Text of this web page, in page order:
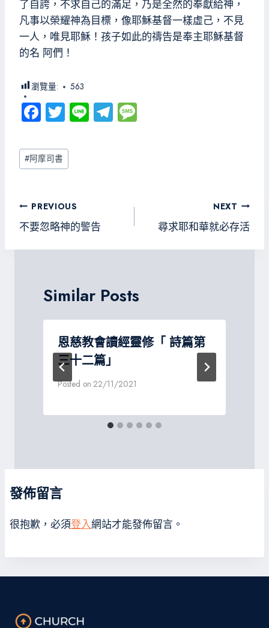
了自誇，不求自己的滿足，乃是全然的奉獻給神，
凡事以榮耀神為目標，像耶穌基督一樣虛己，不見
一人，唯見耶穌！孩子如此的禱告是奉主耶穌基督
的名 阿們！
瀏覽量: 563
Fa
ce
b
o
T
wi
tt
er
Li
ne
Te
le
Post
Tags:
#阿摩司書
文
章
導
PREVIOUS
不要忽略神的警告
NEXT
尋求耶和華就必存活
Similar Posts
恩慈教會讀經靈修「 詩篇第
三十二篇」
Posted on 22/11/2021
發佈留言
很抱歉，必須登入網站才能發佈留言。